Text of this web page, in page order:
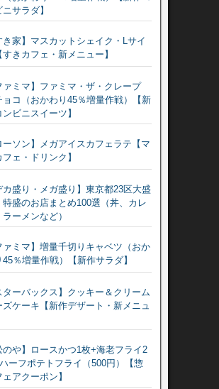
ニサラダ】
き家】マスカットシェイク・Lサイ
すきカフェ・新メニュー】
ァミマ】ファミマ・ザ・クレープ
ョコ（おかわり45％増量作戦）【新
ンビニスイーツ】
ーソン】メガアイスカフェラテ【マ
フェ・ドリンク】
カ盛り・メガ盛り】東京都23区大盛
特盛のお店まとめ100選（丼、カレ
ラーメンなど）
ァミマ】増量千切りキャベツ（おか
45％増量作戦）【新作サラダ】
ターバックス】クッキー＆クリーム
ズケーキ【新作デザート・新メニュ
のや】ロースかつ1枚+海老フライ2
ーフポテトフライ（500円）【惣
ェアクーポン】